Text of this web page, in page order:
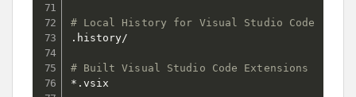
# Local History for Visual Studio Code
.history/
# Built Visual Studio Code Extensions
*.vsix